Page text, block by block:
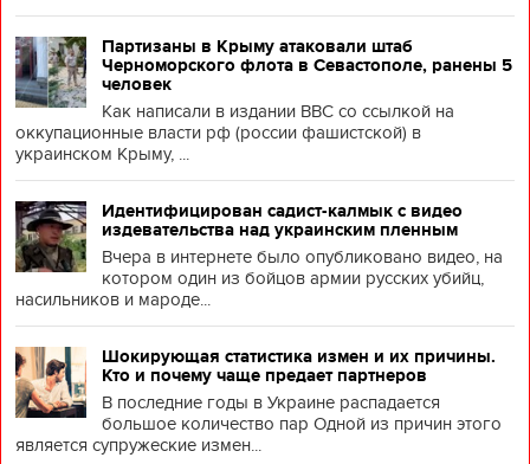
Партизаны в Крыму атаковали штаб
Черноморского флота в Севастополе, ранены 5
человек
Как написали в издании BBC со ссылкой на
оккупационные власти рф (россии фашистской) в
украинском Крыму, ...
Идентифицирован садист-калмык с видео
издевательства над украинским пленным
Вчера в интернете было опубликовано видео, на
котором один из бойцов армии русских убийц,
насильников и мароде...
Шокирующая статистика измен и их причины.
Кто и почему чаще предает партнеров
В последние годы в Украине распадается
большое количество пар Одной из причин этого
является супружеские измен...